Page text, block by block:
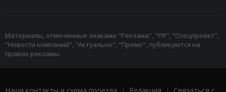
Материалы, отмеченные знаками "Реклама", "PR", "Спецпроект",
"Новости компаний", "Актуально", "Промо", публикуются на
правах рекламы.